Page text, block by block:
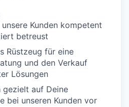
Kunden kompetent
betreust
Rüstzeug für eine
und den Verkauf
Lösungen
gezielt auf Deine
bei unseren Kunden vor